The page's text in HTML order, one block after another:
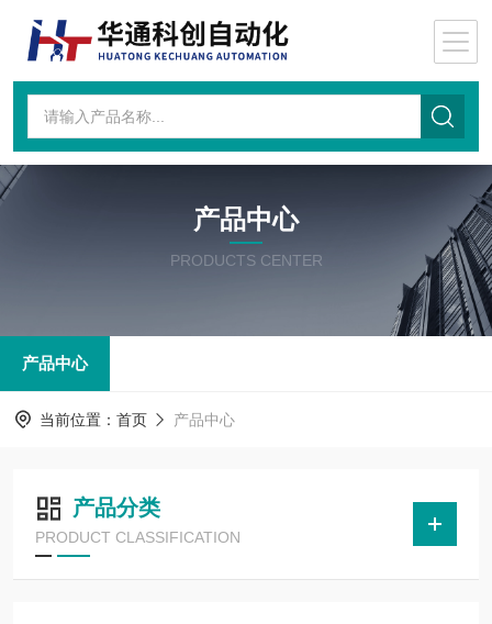
产品中心
PRODUCTS CENTER
产品中心
当前位置： 首页 产品中心
产品分类
PRODUCT CLASSIFICATION